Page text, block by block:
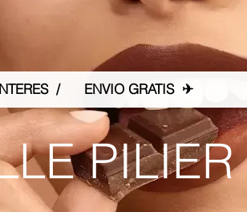
/ ENVIO GRATIS ✈
PILIER